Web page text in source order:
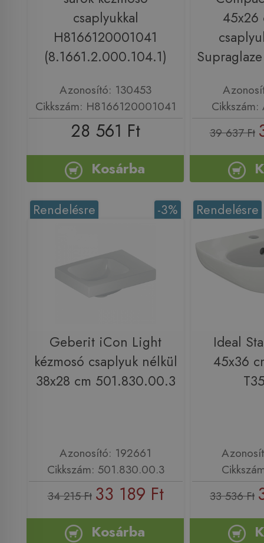
csaplyukkal
H8166120001041
(8.1661.2.000.104.1)
Azonosító: 130453
Cikkszám: H8166120001041
28 561 Ft
Kosárba
39 637 Ft
-3%
Rendelésre
Geberit iCon Light
kézmosó csaplyuk nélkül
38x28 cm 501.830.00.3
Azonosító: 192661
Cikkszám: 501.830.00.3
34 215 Ft 33 189 Ft
Kosárba
Rendelésre
Ideal
45x36
33 536 Ft